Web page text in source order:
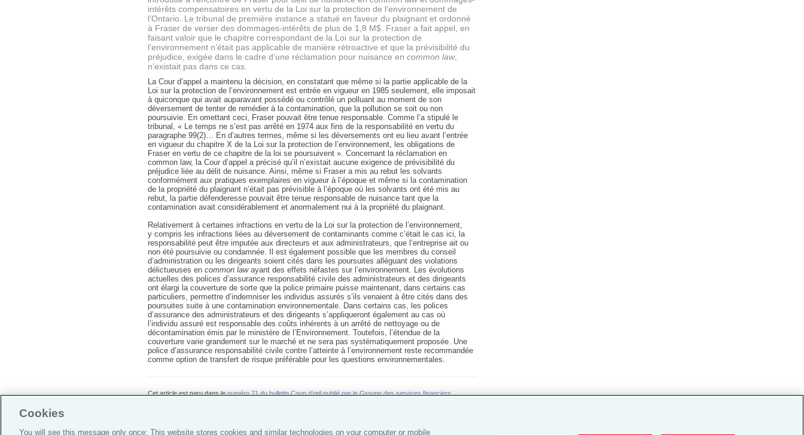
intérêts compensatoires en vertu de la Loi sur la protection de l’environnement de
l’Ontario. Le tribunal de première instance a statué en faveur du plaignant et ordonné
à Fraser de verser des dommages-intérêts de plus de 1,8 M$. Fraser a fait appel, en
faisant valoir que le chapitre correspondant de la Loi sur la protection de
l’environnement n’était pas applicable de manière rétroactive et que la prévisibilité du
préjudice, exigée dans le cadre d’une réclamation pour nuisance en common law,
n’existait pas dans ce cas.
La Cour d’appel a maintenu la décision, en constatant que même si la partie applicable de la
Loi sur la protection de l’environnement est entrée en vigueur en 1985 seulement, elle imposait
à quiconque qui avait auparavant possédé ou contrôlé un polluant au moment de son
déversement de tenter de remédier à la contamination, que la pollution se soit ou non
poursuivie. En omettant ceci, Fraser pouvait être tenue responsable. Comme l’a stipulé le
tribunal, « Le temps ne s’est pas arrêté en 1974 aux fins de la responsabilité en vertu du
paragraphe 99(2)… En d’autres termes, même si les déversements ont eu lieu avant l’entrée
en vigueur du chapitre X de la Loi sur la protection de l’environnement, les obligations de
Fraser en vertu de ce chapitre de la loi se poursuivent ». Concernant la réclamation en
common law, la Cour d’appel a précisé qu’il n’existait aucune exigence de prévisibilité du
préjudice liée au délit de nuisance. Ainsi, même si Fraser a mis au rebut les solvants
conformément aux pratiques exemplaires en vigueur à l’époque et même si la contamination
de la propriété du plaignant n’était pas prévisible à l’époque où les solvants ont été mis au
rebut, la partie défenderesse pouvait être tenue responsable de nuisance tant que la
contamination avait considérablement et anormalement nui à la propriété du plaignant.
Relativement à certaines infractions en vertu de la Loi sur la protection de l’environnement,
y compris les infractions liées au déversement de contaminants comme c’était le cas ici, la
responsabilité peut être imputée aux directeurs et aux administrateurs, que l’entreprise ait ou
non été poursuivie ou condamnée. Il est également possible que les membres du conseil
d’administration ou les dirigeants soient cités dans les poursuites alléguant des violations
délictueuses en common lawayant des effets néfastes sur l’environnement. Les évolutions
actuelles des polices d’assurance responsabilité civile des administrateurs et des dirigeants
ont élargi la couverture de sorte que la police primaire puisse maintenant, dans certains cas
particuliers, permettre d’indemniser les individus assurés s’ils venaient à être cités dans des
poursuites suite à une contamination environnementale. Dans certains cas, les polices
d’assurance des administrateurs et des dirigeants s’appliqueront également au cas où
l’individu assuré est responsable des coûts inhérents à un arrêté de nettoyage ou de
décontamination émis par le ministère de l’Environnement. Toutefois, l’étendue de la
couverture varie grandement sur le marché et ne sera pas systématiquement proposée. Une
police d’assurance responsabilité civile contre l’atteinte à l’environnement reste recommandée
comme option de transfert de risque préférable pour les questions environnementales.
Cet article est paru dans le numéro 71 du bulletin Coup d’œil publié par le Groupe des services financiers.
Cookies
You will see this message only once: This website stores cookies and similar technologies on your computer or mobile